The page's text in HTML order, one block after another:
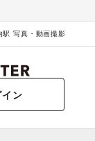
駅 写真・動画撮影
ン